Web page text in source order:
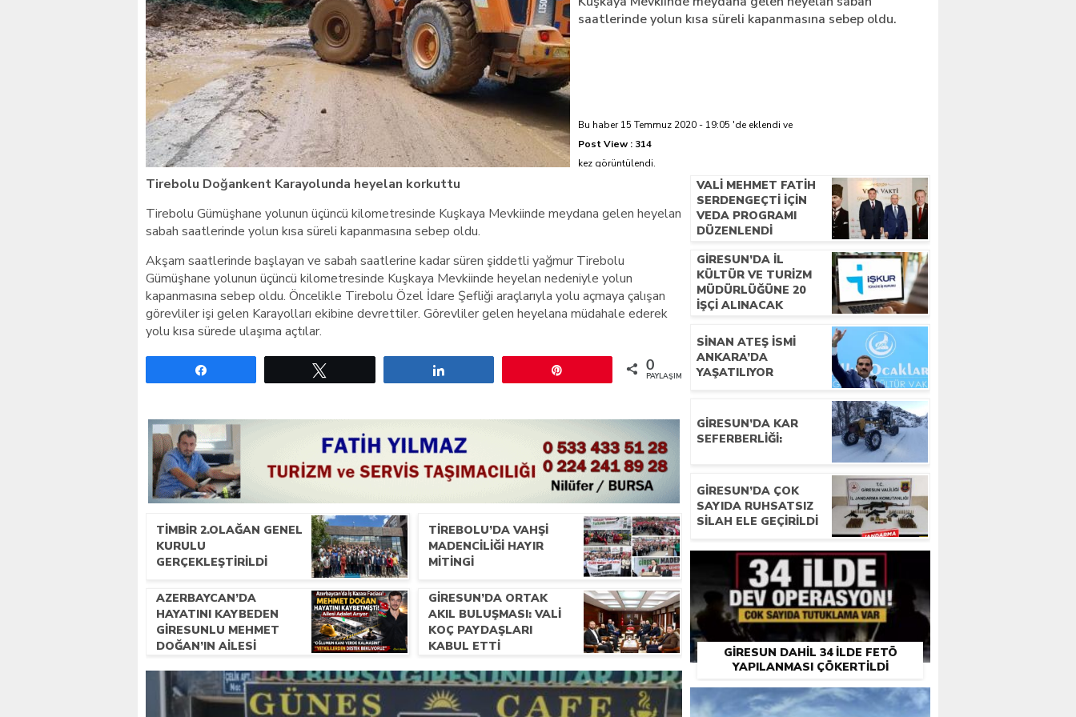
Giresunlu sürücü Orhangazi’de hayatını kaybetti
saatlerinde yolun kısa süreli kapanmasına sebep oldu.
Bu haber 15 Temmuz 2020 - 19:05 'de eklendi ve
Post View : 314
kez görüntülendi.
Tirebolu Doğankent Karayolunda heyelan korkuttu
Tirebolu Gümüşhane yolunun üçüncü kilometresinde Kuşkaya Mevkiinde meydana gelen heyelan
sabah saatlerinde yolun kısa süreli kapanmasına sebep oldu.
Akşam saatlerinde başlayan ve sabah saatlerine kadar süren şiddetli yağmur Tirebolu
Gümüşhane yolunun üçüncü kilometresinde Kuşkaya Mevkiinde heyelan nedeniyle yolun
kapanmasına sebep oldu. Öncelikle Tirebolu Özel İdare Şefliği araçlarıyla yolu açmaya çalışan
görevliler işi gelen Karayolları ekibine devrettiler. Görevliler gelen heyelana müdahale ederek
yolu kısa sürede ulaşıma açtılar.
0
PAYLAŞIMLAR
TİMBİR 2.OLAĞAN GENEL
KURULU
GERÇEKLEŞTIRILDI
TIREBOLU’DA VAHŞI
MADENCILIĞI HAYIR
MITINGI
AZERBAYCAN’DA
HAYATINI KAYBEDEN
GIRESUNLU MEHMET
DOĞAN’IN AILESI
GIRESUN’DA ORTAK
AKIL BULUŞMASI: VALI
KOÇ PAYDAŞLARI
KABUL ETTI
VALI MEHMET FATIH
SERDENGEÇTI İÇIN
VEDA PROGRAMI
DÜZENLENDI
GIRESUN’DA İL
KÜLTÜR VE TURIZM
MÜDÜRLÜĞÜNE 20
İŞÇI ALINACAK
SINAN ATEŞ İSMI
ANKARA’DA
YAŞATILIYOR
GIRESUN’DA KAR
SEFERBERLIĞI:
GIRESUN’DA ÇOK
SAYIDA RUHSATSIZ
SILAH ELE GEÇIRILDI
GIRESUN DAHIL 34 ILDE FETÖ
YAPILANMASI ÇÖKERTILDI